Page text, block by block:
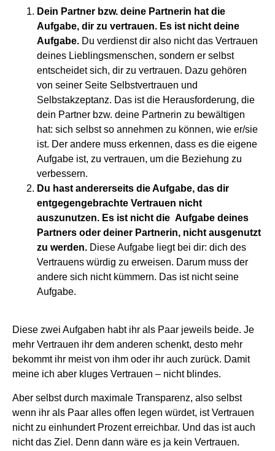
Dein Partner bzw. deine Partnerin hat die
Aufgabe, dir zu vertrauen. Es ist nicht deine
Aufgabe. Du verdienst dir also nicht das Vertrauen
deines Lieblingsmenschen, sondern er selbst
entscheidet sich, dir zu vertrauen. Dazu gehören
von seiner Seite Selbstvertrauen und
Selbstakzeptanz. Das ist die Herausforderung, die
dein Partner bzw. deine Partnerin zu bewältigen
hat: sich selbst so annehmen zu können, wie er/sie
ist. Der andere muss erkennen, dass es die eigene
Aufgabe ist, zu vertrauen, um die Beziehung zu
verbessern.
Du hast andererseits die Aufgabe, das dir
entgegengebrachte Vertrauen nicht
auszunutzen. Es ist nicht die Aufgabe deines
Partners oder deiner Partnerin, nicht ausgenutzt
zu werden. Diese Aufgabe liegt bei dir: dich des
Vertrauens würdig zu erweisen. Darum muss der
andere sich nicht kümmern. Das ist nicht seine
Aufgabe.
Diese zwei Aufgaben habt ihr als Paar jeweils beide. Je
mehr Vertrauen ihr dem anderen schenkt, desto mehr
bekommt ihr meist von ihm oder ihr auch zurück. Damit
meine ich aber kluges Vertrauen – nicht blindes.
Aber selbst durch maximale Transparenz, also selbst
wenn ihr als Paar alles offen legen würdet, ist Vertrauen
nicht zu einhundert Prozent erreichbar. Und das ist auch
nicht das Ziel. Denn dann wäre es ja kein Vertrauen.